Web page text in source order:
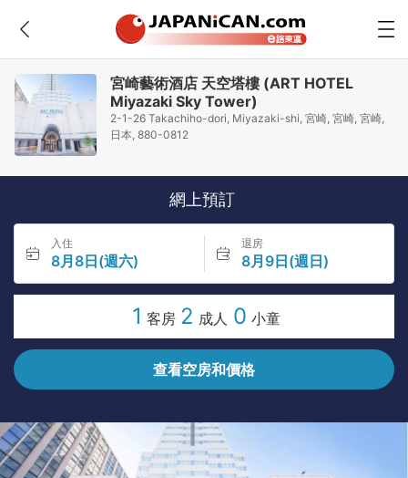
宮崎藝術酒店 天空塔樓 (ART HOTEL
Miyazaki Sky Tower)
2-1-26 Takachiho-dori, Miyazaki-shi, 宮崎, 宮崎, 宮崎,
日本, 880-0812
網上預訂
入住
8月8日(週六)
退房
8月9日(週日)
1 客房 2 成人 0 小童
查看空房和價格